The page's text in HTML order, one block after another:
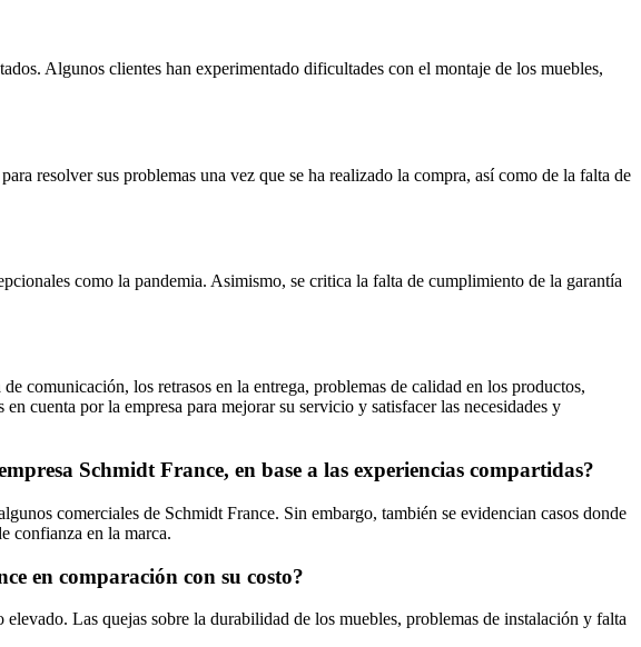
Algunos clientes han experimentado dificultades con el montaje de los muebles,
resolver sus problemas una vez que se ha realizado la compra, así como de la falta de
como la pandemia. Asimismo, se critica la falta de cumplimiento de la garantía
comunicación, los retrasos en la entrega, problemas de calidad en los productos,
cuenta por la empresa para mejorar su servicio y satisfacer las necesidades y
Schmidt France, en base a las experiencias compartidas?
comerciales de Schmidt France. Sin embargo, también se evidencian casos donde
confianza en la marca.
en comparación con su costo?
Las quejas sobre la durabilidad de los muebles, problemas de instalación y falta